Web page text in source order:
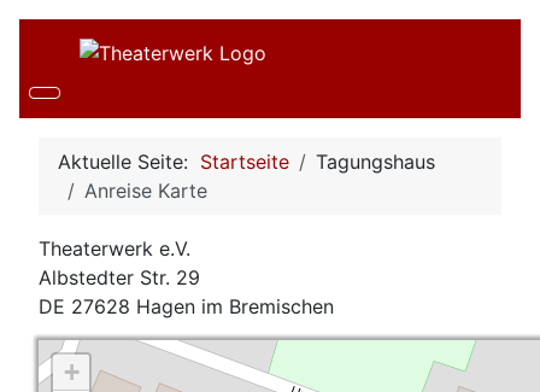
Aktuelle Seite: Startseite
Tagungshaus
Anreise Karte
Theaterwerk e.V.
Albstedter Str. 29
DE 27628 Hagen im Bremischen
+